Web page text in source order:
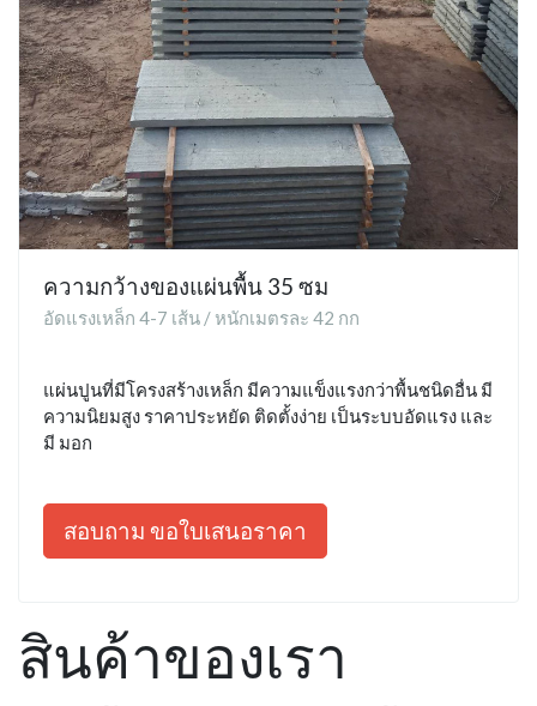
ความกว้างของแผ่นพื้น 35 ซม
อัดแรงเหล็ก 4-7 เส้น / หนักเมตรละ 42 กก
แผ่นปูนที่มีโครงสร้างเหล็ก มีความแข็งแรงกว่าพื้นชนิดอื่น มี
ความนิยมสูง ราคาประหยัด ติดตั้งง่าย เป็นระบบอัดแรง และ
มี มอก
สอบถาม ขอใบเสนอราคา
สินค้าของเรา